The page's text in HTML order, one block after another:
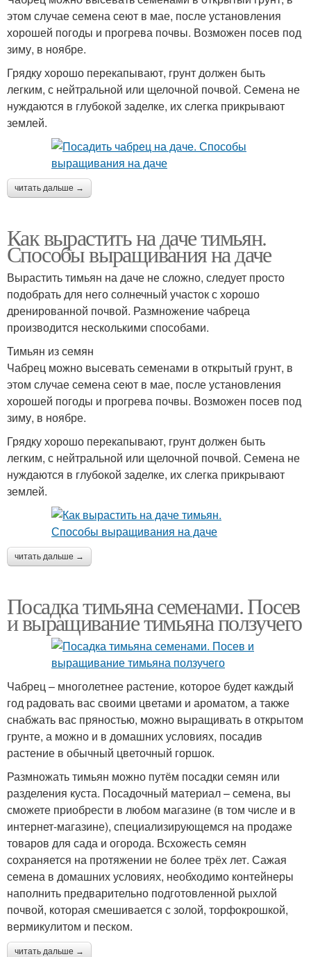
этом случае семена сеют в мае, после установления
хорошей погоды и прогрева почвы. Возможен посев под
зиму, в ноябре.
Грядку хорошо перекапывают, грунт должен быть
легким, с нейтральной или щелочной почвой. Семена не
нуждаются в глубокой заделке, их слегка прикрывают
землей.
читать дальше →
Как вырастить на даче тимьян.
Способы выращивания на даче
Вырастить тимьян на даче не сложно, следует просто
подобрать для него солнечный участок с хорошо
дренированной почвой. Размножение чабреца
производится несколькими способами.
Тимьян из семян
Чабрец можно высевать семенами в открытый грунт, в
этом случае семена сеют в мае, после установления
хорошей погоды и прогрева почвы. Возможен посев под
зиму, в ноябре.
Грядку хорошо перекапывают, грунт должен быть
легким, с нейтральной или щелочной почвой. Семена не
нуждаются в глубокой заделке, их слегка прикрывают
землей.
читать дальше →
Посадка тимьяна семенами. Посев
и выращивание тимьяна ползучего
Чабрец – многолетнее растение, которое будет каждый
год радовать вас своими цветами и ароматом, а также
снабжать вас пряностью, можно выращивать в открытом
грунте, а можно и в домашних условиях, посадив
растение в обычный цветочный горшок.
Размножать тимьян можно путём посадки семян или
разделения куста. Посадочный материал – семена, вы
сможете приобрести в любом магазине (в том числе и в
интернет-магазине), специализирующемся на продаже
товаров для сада и огорода. Всхожесть семян
сохраняется на протяжении не более трёх лет. Сажая
семена в домашних условиях, необходимо контейнеры
наполнить предварительно подготовленной рыхлой
почвой, которая смешивается с золой, торфокрошкой,
вермикулитом и песком.
читать дальше →